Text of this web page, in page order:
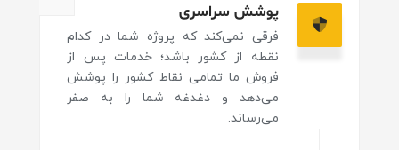
پوشش سراسری
فرقی نمی‌کند که پروژه شما در کدام
نقطه از کشور باشد؛ خدمات پس از
فروش ما تمامی نقاط کشور را پوشش
می‌دهد و دغدغه شما را به صفر
می‌رساند.